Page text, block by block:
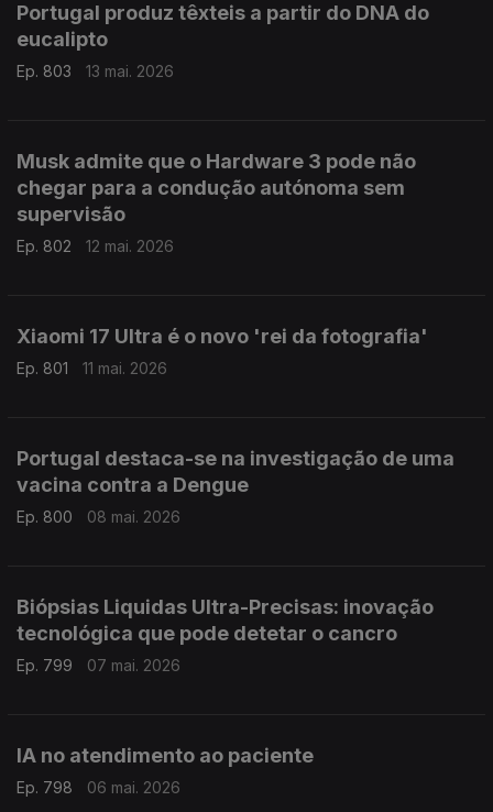
Portugal produz têxteis a partir do DNA do
eucalipto
Ep. 803 13 mai. 2026
Musk admite que o Hardware 3 pode não
chegar para a condução autónoma sem
supervisão
Ep. 802 12 mai. 2026
Xiaomi 17 Ultra é o novo 'rei da fotografia'
Ep. 801 11 mai. 2026
Portugal destaca-se na investigação de uma
vacina contra a Dengue
Ep. 800 08 mai. 2026
Biópsias Liquidas Ultra-Precisas: inovação
tecnológica que pode detetar o cancro
Ep. 799 07 mai. 2026
IA no atendimento ao paciente
Ep. 798 06 mai. 2026